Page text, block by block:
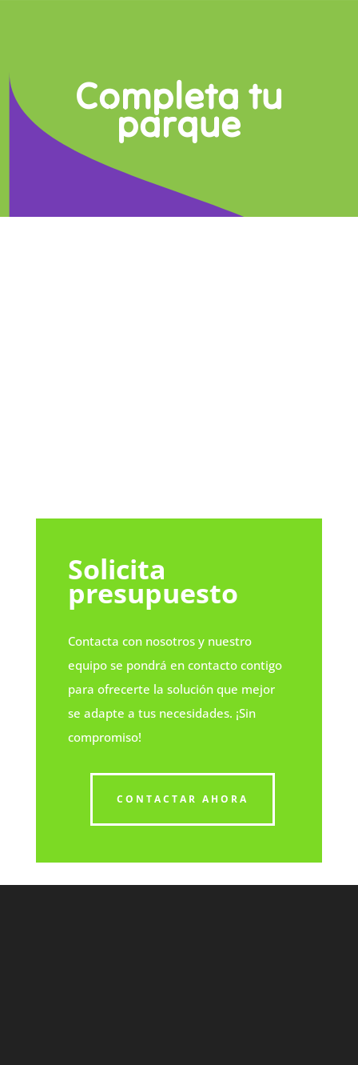
Completa tu
parque
Solicita
presupuesto
Contacta con nosotros y nuestro
equipo se pondrá en contacto contigo
para ofrecerte la solución que mejor
se adapte a tus necesidades. ¡Sin
compromiso!
CONTACTAR AHORA